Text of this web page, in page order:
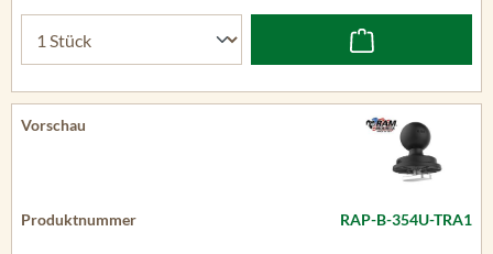
RAP-B-354U-TRA1